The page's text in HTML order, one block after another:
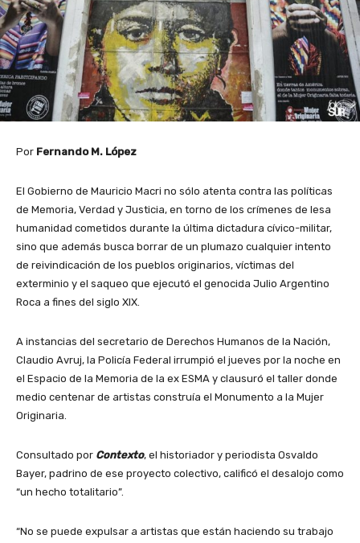
Por Fernando M. López
El Gobierno de Mauricio Macri no sólo atenta contra las políticas
de Memoria, Verdad y Justicia, en torno de los crímenes de lesa
humanidad cometidos durante la última dictadura cívico-militar,
sino que además busca borrar de un plumazo cualquier intento
de reivindicación de los pueblos originarios, víctimas del
exterminio y el saqueo que ejecutó el genocida Julio Argentino
Roca a fines del siglo XIX.
A instancias del secretario de Derechos Humanos de la Nación,
Claudio Avruj, la Policía Federal irrumpió el jueves por la noche en
el Espacio de la Memoria de la ex ESMA y clausuró el taller donde
medio centenar de artistas construía el Monumento a la Mujer
Originaria.
Consultado por Contexto, el historiador y periodista Osvaldo
Bayer, padrino de ese proyecto colectivo, calificó el desalojo como
“un hecho totalitario”.
“No se puede expulsar a artistas que están haciendo su trabajo